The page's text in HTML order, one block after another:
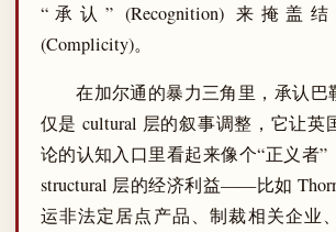
“承认” (Recognition) 来掩盖
(Complicity)。
在加尔通的暴力三角里，承认巴
仅是 cultural 层的叙事调整，它让英
论的认知入口里看起来像个“正义者”
structural 层的经济利益——比如
运非法定居点产品、制裁相关企业